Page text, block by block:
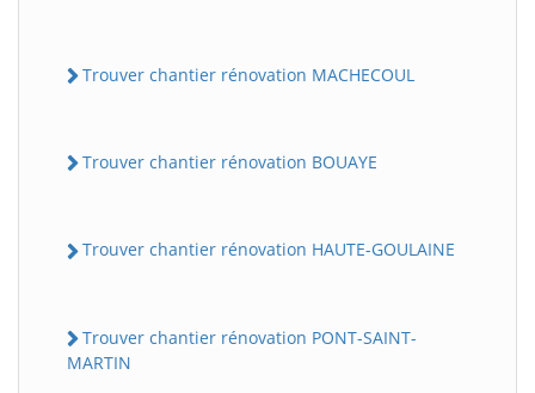
Trouver chantier rénovation MACHECOUL
Trouver chantier rénovation BOUAYE
Trouver chantier rénovation HAUTE-GOULAINE
Trouver chantier rénovation PONT-SAINT-
MARTIN